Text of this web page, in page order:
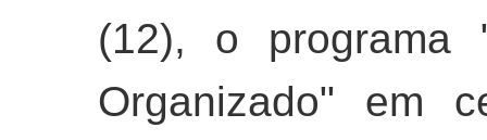
(12), o programa
Organizado" em